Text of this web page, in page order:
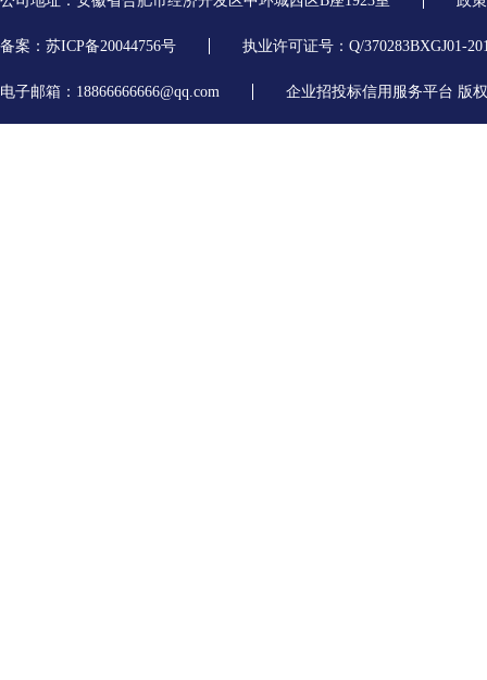
备案：苏ICP备20044756号 执业许可证号：Q/370283BXGJ01-
电子邮箱：18866666666@qq.com 企业招投标信用服务平台 版